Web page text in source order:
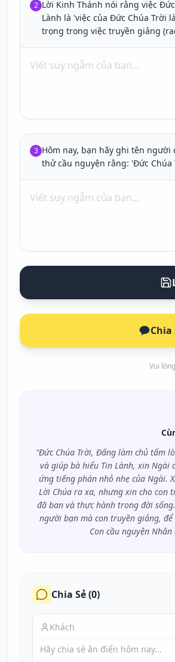
2 Lời Kinh Thánh nói rằng việc
Lành là 'việc của Đức Chúa Trời
trọng trong việc truyền giảng
3 Hôm nay, bạn hãy ghi tên
thử cầu nguyện rằng: 'Đức
Chia
Vui
"Đức Chúa Trời, Đấng làm chủ tấm
và giúp bà hiểu Tin Lành, xin Ngài
ứng tiếng phán nhỏ nhẹ của Ngài.
Lời Chúa ra xa, nhưng xin cho con
đã ban và thực hành trong đời
người bạn mà con truyền giảng,
Con cầu nguyện
Chia Sẻ (0)